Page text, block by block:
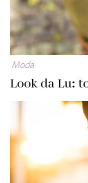
Moda
Look da Lu: